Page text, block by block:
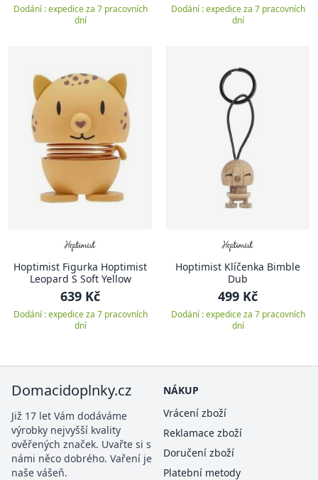
Dodání : expedice za 7 pracovních
dní
Dodání : expedice za 7 pracovních
dní
Hoptimist Figurka Hoptimist
Leopard S Soft Yellow
639 Kč
Dodání : expedice za 7 pracovních
dní
Hoptimist Klíčenka Bimble
Dub
499 Kč
Dodání : expedice za 7 pracovních
dní
Domacidoplnky.cz
Již 17 let Vám dodáváme
výrobky nejvyšší kvality
ověřených značek. Uvařte si s
námi něco dobrého. Vaření je
naše vášeň.
NÁKUP
Vrácení zboží
Reklamace zboží
Doručení zboží
Platební metody